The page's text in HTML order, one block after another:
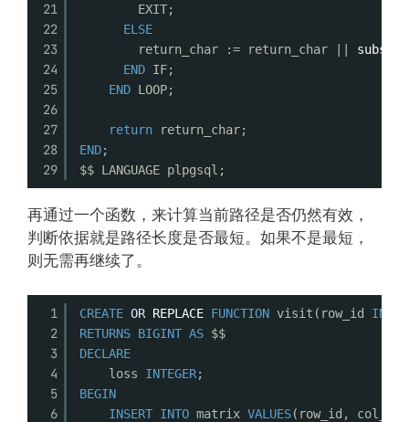
21
22
23
24
25
26
27
28
29
EXIT;
ELSE
return_char := return_char ||
END IF;
END LOOP;
return
return_char;
END;
$$ LANGUAGE plpgsql;
再通过一个函数，来计算当前路径是否仍然有效，
判断依据就是路径长度是否最短。如果不是最短，
则无需再继续了。
1
2
3
4
5
6
CREATE OR REPLACE FUNCTION visit(row_id
RETURNS BIGINT AS $$
DECLARE
loss INTEGER;
BEGIN
INSERT INTO matrix VALUES(row_id,